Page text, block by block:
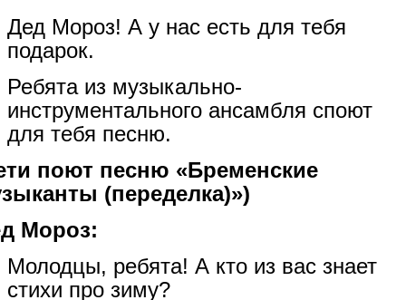
Дед Мороз! А у нас есть для тебя
подарок.
Ребята из музыкально-
инструментального ансамбля споют
для тебя песню.
поют песню «Бременские
(переделка)»)
Мороз:
Молодцы, ребята! А кто из вас знает
стихи про зиму?